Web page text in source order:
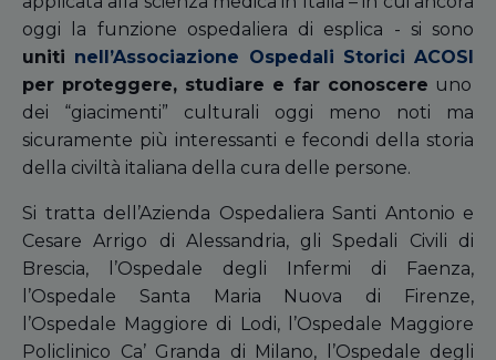
oggi la funzione ospedaliera di esplica - si sono
uniti nell’Associazione Ospedali Storici ACOSI
per proteggere, studiare e far conoscere uno
dei “giacimenti” culturali oggi meno noti ma
sicuramente più interessanti e fecondi della storia
della civiltà italiana della cura delle persone.
Si tratta dell’Azienda Ospedaliera Santi Antonio e
Cesare Arrigo di Alessandria, gli Spedali Civili di
Brescia, l’Ospedale degli Infermi di Faenza,
l’Ospedale Santa Maria Nuova di Firenze,
l’Ospedale Maggiore di Lodi, l’Ospedale Maggiore
Policlinico Ca’ Granda di Milano, l’Ospedale degli